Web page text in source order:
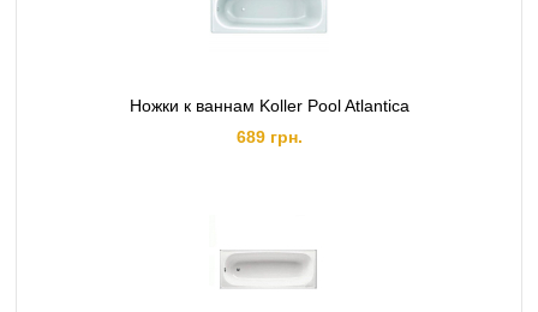
Ножки к ваннам Koller Pool Atlantica
689 грн.